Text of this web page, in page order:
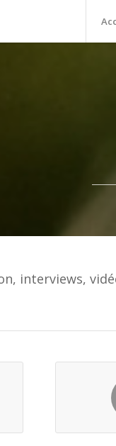
interviews,